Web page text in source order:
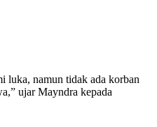
luka, namun tidak ada korban
ujar Mayndra kepada